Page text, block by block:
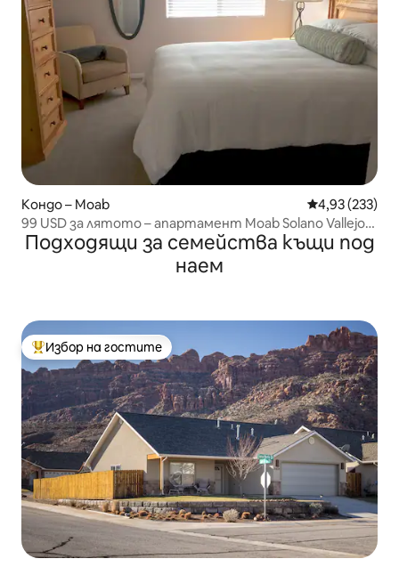
Кондо – Moab Средна
4,93 (233)
99 USD за лятото – апартамент Moab Solano Vallejo,
за 5 души
Подходящи за семейства къщи под
наем
Най-популярен избор на гостите
Избор на гостите